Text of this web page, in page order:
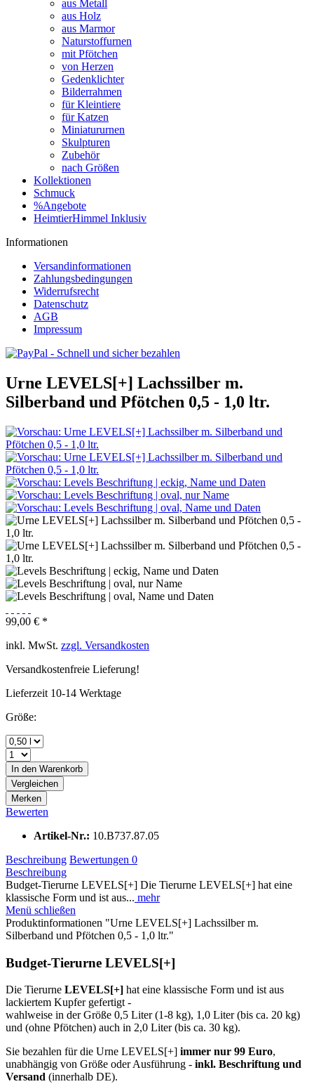
aus Metall
aus Holz
aus Marmor
Naturstoffurnen
mit Pfötchen
von Herzen
Gedenklichter
Bilderrahmen
für Kleintiere
für Katzen
Miniatururnen
Skulpturen
Zubehör
nach Größen
Kollektionen
Schmuck
%Angebote
HeimtierHimmel Inklusiv
Informationen
Versandinformationen
Zahlungsbedingungen
Widerrufsrecht
Datenschutz
AGB
Impressum
Urne LEVELS[+] Lachssilber m.
Silberband und Pfötchen 0,5 - 1,0 ltr.
99,00 € *
inkl. MwSt. zzgl. Versandkosten
Versandkostenfreie Lieferung!
Lieferzeit 10-14 Werktage
Größe:
In den Warenkorb
Vergleichen
Merken
Bewerten
Artikel-Nr.: 10.B737.87.05
Beschreibung Bewertungen 0
Beschreibung
Budget-Tierurne LEVELS[+] Die Tierurne LEVELS[+] hat eine
klassische Form und ist aus... mehr
Menü schließen
Produktinformationen "Urne LEVELS[+] Lachssilber m.
Silberband und Pfötchen 0,5 - 1,0 ltr."
Budget-Tierurne LEVELS[+]
Die Tierurne LEVELS[+] hat eine klassische Form und ist aus
lackiertem Kupfer gefertigt -
wahlweise in der Größe 0,5 Liter (1-8 kg), 1,0 Liter (bis ca. 20 kg)
und (ohne Pfötchen) auch in 2,0 Liter (bis ca. 30 kg).
Sie bezahlen für die Urne LEVELS[+] immer nur 99 Euro,
unabhängig von Größe oder Ausführung - inkl. Beschriftung und
Versand (innerhalb DE).